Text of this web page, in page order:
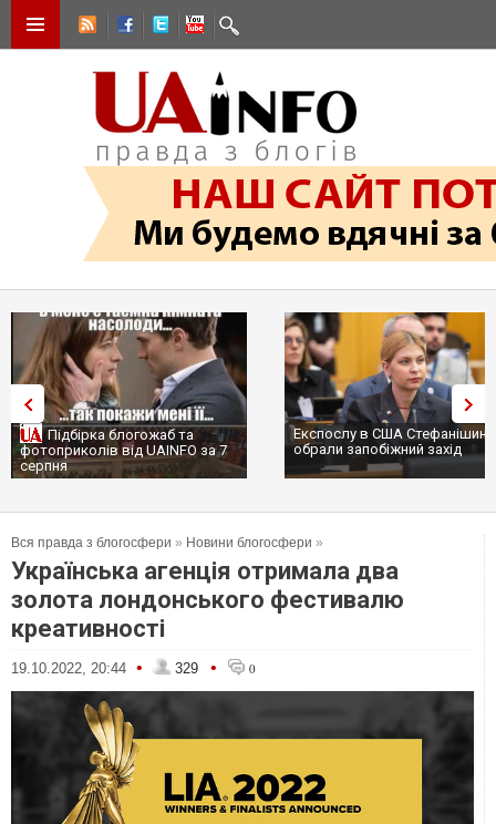
Підбірка блогожаб та
фотоприколів від UAINFO за 7
серпня
Експослу в США
обрали запобіжний захід
Вся правда з блогосфери » Новини блогосфери »
Українська агенція отримала два
золота лондонського фестивалю
креативності
19.10.2022, 20:44 • 329 • 0